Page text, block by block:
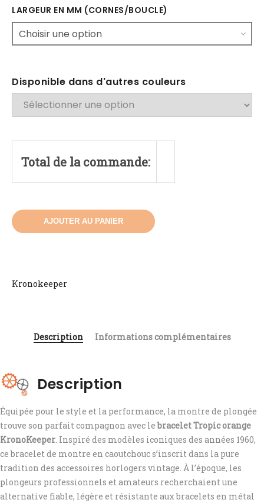
LARGEUR EN MM (CORNES/BOUCLE)
Disponible dans d'autres couleurs
Total de la commande:
AJOUTER AU PANIER
Kronokeeper
Description Informations complémentaires
Description
Équipée pour le style et la performance, la montre de plongée
trouve son parfait compagnon avec lebracelet Tropic orange
KronoKeeper. Inspiré des modèles iconiques des années 1960,
ce bracelet de montre en caoutchouc s’inscrit dans la pure
tradition des accessoires horlogers vintage. À l’époque, les
plongeurs professionnels et amateurs recherchaient une
alternative fiable, légère et résistante aux bracelets en métal